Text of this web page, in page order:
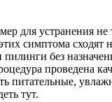
для устранения не
симптома сходят
без
проведена
питательные,
тут.